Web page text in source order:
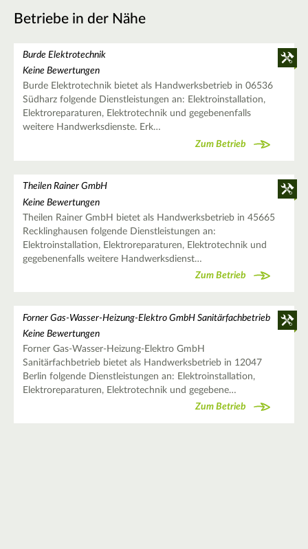
Betriebe in der Nähe
Burde Elektrotechnik
Keine Bewertungen
Burde Elektrotechnik bietet als Handwerksbetrieb in 06536
Südharz folgende Dienstleistungen an: Elektroinstallation,
Elektroreparaturen, Elektrotechnik und gegebenenfalls
weitere Handwerksdienste. Erk…
Zum Betrieb
Theilen Rainer GmbH
Keine Bewertungen
Theilen Rainer GmbH bietet als Handwerksbetrieb in 45665
Recklinghausen folgende Dienstleistungen an:
Elektroinstallation, Elektroreparaturen, Elektrotechnik und
gegebenenfalls weitere Handwerksdienst…
Zum Betrieb
Forner Gas-Wasser-Heizung-Elektro GmbH Sanitärfachbetrieb
Keine Bewertungen
Forner Gas-Wasser-Heizung-Elektro GmbH
Sanitärfachbetrieb bietet als Handwerksbetrieb in 12047
Berlin folgende Dienstleistungen an: Elektroinstallation,
Elektroreparaturen, Elektrotechnik und gegebene…
Zum Betrieb